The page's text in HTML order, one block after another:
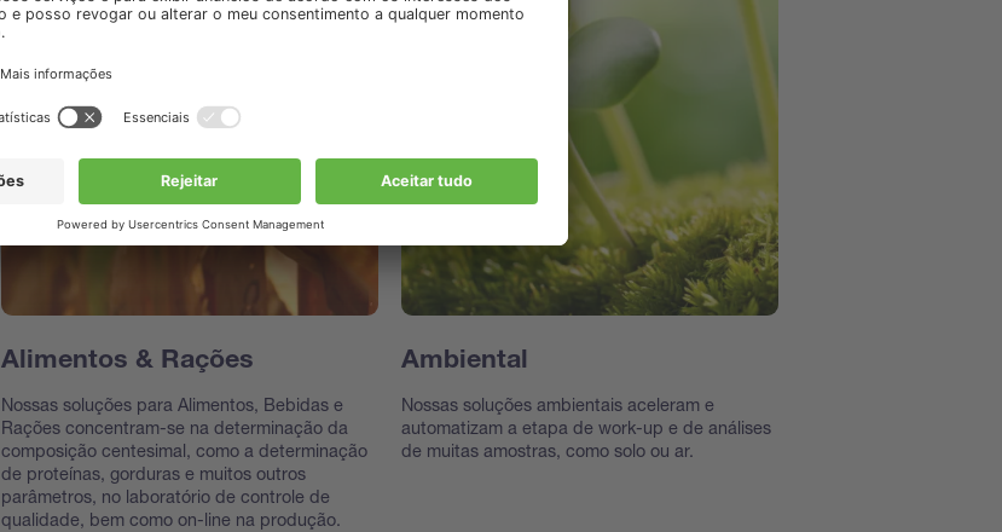
Alimentos & Rações
Nossas soluções para Alimentos, Bebidas e
Rações concentram-se na determinação da
composição centesimal, como a determinação
de proteínas, gorduras e muitos outros
parâmetros, no laboratório de controle de
qualidade, bem como on-line na produção.
Ambiental
Nossas soluções ambientais aceleram e
automatizam a etapa de work-up e de análises
de muitas amostras, como solo ou ar.